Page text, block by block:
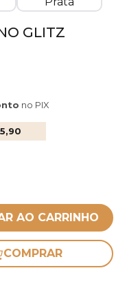
GLITZ
no PIX
AO CARRINHO
COMPRAR